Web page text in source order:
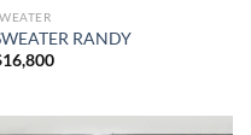
RANDY
16,800